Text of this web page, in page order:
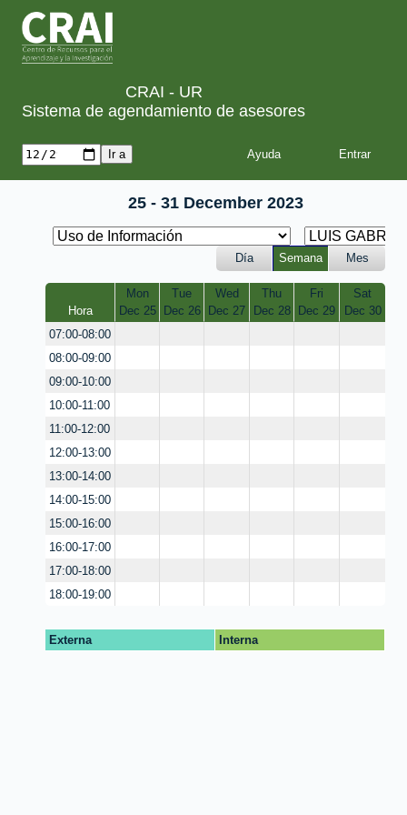
CRAI - UR
Sistema de agendamiento de asesores
Ayuda
25 - 31 December 2023
Día Semana Mes
Hora
Mon
Dec 25
Tue
Dec 26
Wed
Dec 27
Thu
Dec 28
Fri
Dec 29
Sat
Dec 30
07:00-08:00
08:00-09:00
09:00-10:00
10:00-11:00
11:00-12:00
12:00-13:00
13:00-14:00
14:00-15:00
15:00-16:00
16:00-17:00
17:00-18:00
18:00-19:00
Externa Interna